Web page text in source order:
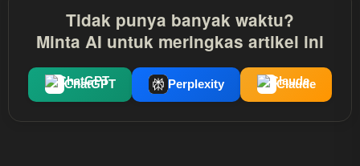
Tidak punya banyak waktu?
Minta AI untuk meringkas artikel ini
ChatGPT Perplexity Claude